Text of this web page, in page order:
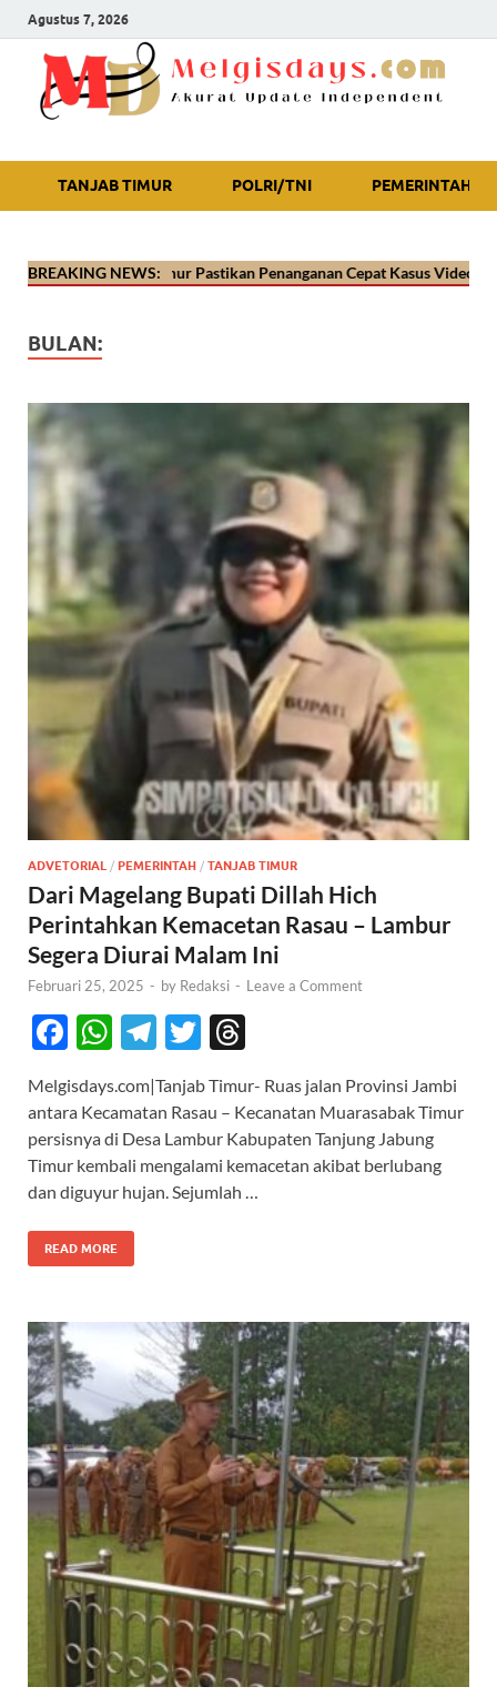
Agustus 7, 2026
Akurat Update Independent
TANJAB TIMUR POLRI/TNI PEMERINTAH
BREAKING NEWS:
Timur Pastikan Penanganan Cepat Kasus Video Viral Oknum
BULAN:
ADVETORIAL / PEMERINTAH / TANJAB TIMUR
Dari Magelang Bupati Dillah Hich
Perintahkan Kemacetan Rasau – Lambur
Segera Diurai Malam Ini
Februari 25, 2025 - by Redaksi - Leave a Comment
F
e
b
o
o
k
W
at
s
A
p
p
T
e
gr
a
m
T
itt
er
e
a
ds
Melgisdays.com|Tanjab Timur- Ruas jalan Provinsi Jambi
antara Kecamatan Rasau – Kecanatan Muarasabak Timur
persisnya di Desa Lambur Kabupaten Tanjung Jabung
Timur kembali mengalami kemacetan akibat berlubang
dan diguyur hujan. Sejumlah …
READ MORE